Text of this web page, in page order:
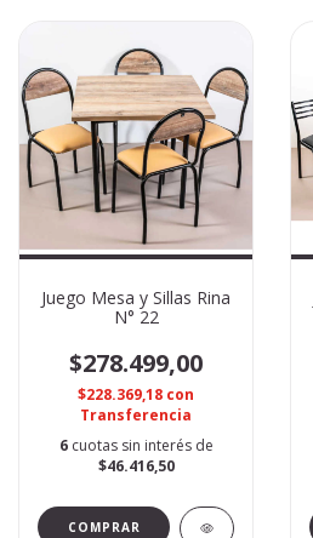
Juego Mesa y Sillas Rina
N° 22
$278.499,00
$228.369,18 con
Transferencia
6 cuotas sin interés de
$46.416,50